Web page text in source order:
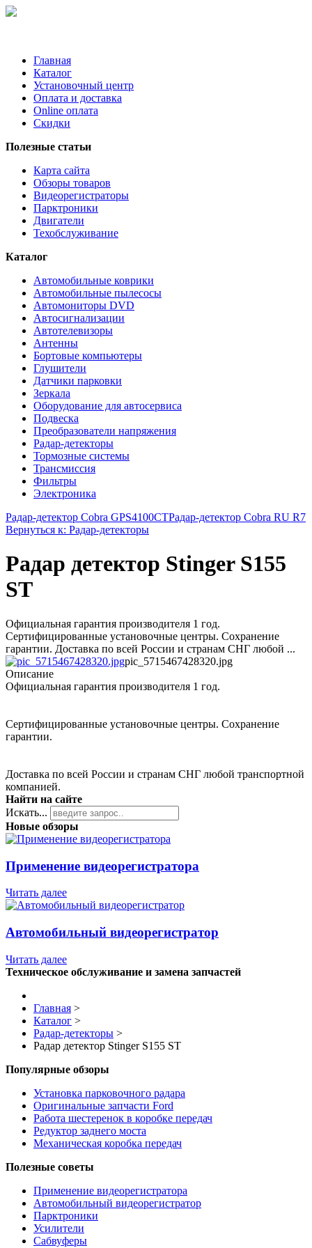
Главная
Каталог
Установочный центр
Оплата и доставка
Online оплата
Скидки
Полезные статьи
Карта сайта
Обзоры товаров
Видеорегистраторы
Парктроники
Двигатели
Техобслуживание
Каталог
Автомобильные коврики
Автомобильные пылесосы
Автомониторы DVD
Автосигнализации
Автотелевизоры
Антенны
Бортовые компьютеры
Глушители
Датчики парковки
Зеркала
Оборудование для автосервиса
Подвеска
Преобразователи напряжения
Радар-детекторы
Тормозные системы
Трансмиссия
Фильтры
Электроника
Радар-детектор Cobra GPS4100СТРадар-детектор Cobra RU R7
Вернуться к: Радар-детекторы
Радар детектор Stinger S155
ST
Официальная гарантия производителя 1 год.
Сертифицированные установочные центры. Сохранение
гарантии. Доставка по всей России и странам СНГ любой ...
pic_5715467428320.jpg
Описание
Официальная гарантия производителя 1 год.
Сертифицированные установочные центры. Сохранение
гарантии.
Доставка по всей России и странам СНГ любой транспортной
компанией.
Найти на сайте
Искать...
Новые обзоры
Применение видеорегистратора
Читать далее
Автомобильный видеорегистратор
Читать далее
Техническое обслуживание и замена запчастей
Главная >
Каталог >
Радар-детекторы >
Радар детектор Stinger S155 ST
Популярные обзоры
Установка парковочного радара
Оригинальные запчасти Ford
Работа шестеренок в коробке передач
Редуктор заднего моста
Механическая коробка передач
Полезные советы
Применение видеорегистратора
Автомобильный видеорегистратор
Парктроники
Усилители
Cабвуферы